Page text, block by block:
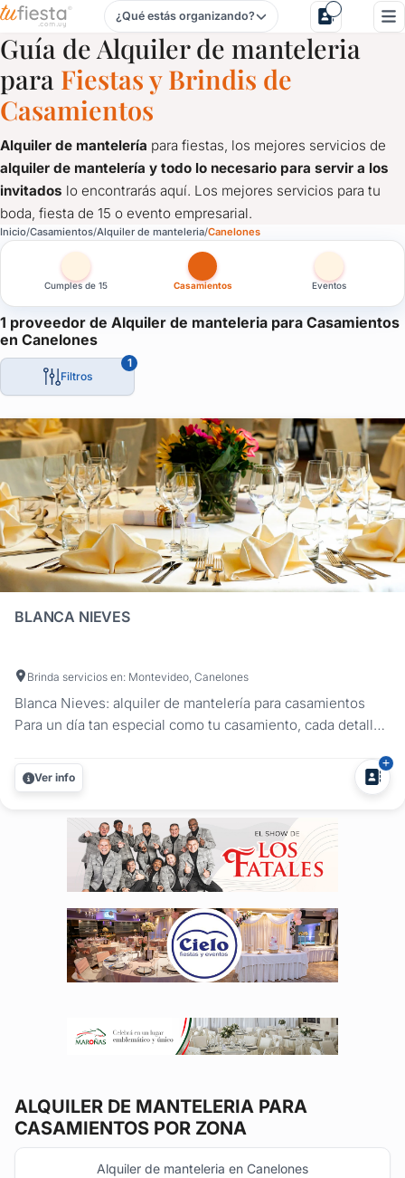
Alquiler de manteleria para Casamientos en Canelones
¿Qué estás organizando?
Guía de Alquiler de manteleria
para Fiestas y Brindis de
Casamientos
Alquiler de mantelería para fiestas, los mejores servicios de
alquiler de mantelería y todo lo necesario para servir a los
invitados lo encontrarás aquí. Los mejores servicios para tu
boda, fiesta de 15 o evento empresarial.
Inicio Casamientos Alquiler de manteleria Canelones
Cumples de 15 Casamientos Eventos
1 proveedor de Alquiler de manteleria para Casamientos
en Canelones
Filtros
1
BLANCA NIEVES
Brinda servicios en: Montevideo, Canelones
Blanca Nieves: alquiler de mantelería para casamientos
Para un día tan especial como tu casamiento, cada detalle
especial. En Blanca Nieves, ofrecemos un servicio de
alquiler y lavado de mantelería para eventos, con más de
Ver info
ALQUILER DE MANTELERIA PARA
CASAMIENTOS POR ZONA
Alquiler de manteleria en Canelones
Alquiler de manteleria para Casamientos en Canelones
Alquiler de mantelería
para fiestas, los mejores servicios de